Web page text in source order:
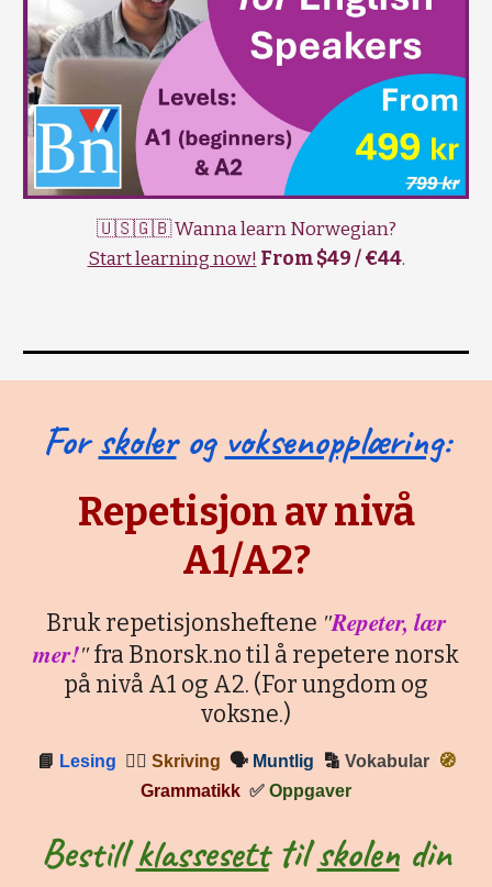
🇺🇸🇬🇧 Wanna learn Norwegian?
Start learning now! From $49 / €44.
Forskolerog voksenopplæring:
Repetisjon av nivå
A1/A2?
Bruk repetisjonsheftene "Repeter, lær
mer!"fra Bnorsk.no til å repetere norsk
på nivå A1 og A2. (For ungdom og
voksne.)
📘 Lesing ✍🏼 Skriving 🗣 Muntlig 🔡 Vokabular
🧭
Grammatikk ✅ Oppgaver
Bestillklassesetttilskolendin